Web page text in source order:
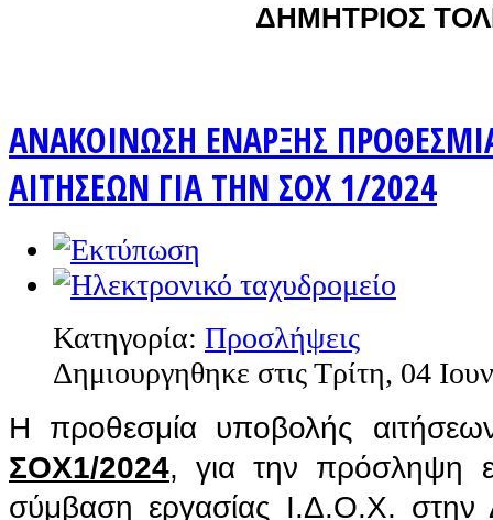
ΔΗΜΗΤΡΙΟΣ
ΑΝΑΚΟΙΝΩΣΗ ΕΝΑΡΞΗΣ
ΑΙΤΗΣΕΩΝ ΓΙΑ ΤΗΝ ΣΟΧ 1/2024
Κατηγορία: Προσλήψεις
Δημιουργηθηκε στις Τρίτη, 04
Η προθεσμία υποβολής
ΣΟΧ1/2024, για την πρόσληψη
σύμβαση εργασίας Ι.Δ.Ο.Χ.